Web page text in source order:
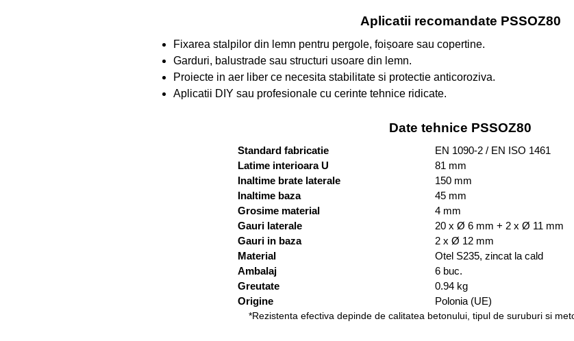
Aplicatii recomandate PSSOZ80
Fixarea stalpilor din lemn pentru pergole, foișoare sau copertine.
Garduri, balustrade sau structuri usoare din lemn.
Proiecte in aer liber ce necesita stabilitate si protectie anticoroziva.
Aplicatii DIY sau profesionale cu cerinte tehnice ridicate.
Date tehnice PSSOZ80
Standard fabricatie
EN 1090-2 / EN ISO 1461
Latime interioara U
81 mm
Inaltime brate laterale
150 mm
Inaltime baza
45 mm
Grosime material
4 mm
Gauri laterale
20 x Ø 6 mm + 2 x Ø 11 mm
Gauri in baza
2 x Ø 12 mm
Material
Otel S235, zincat la cald
Ambalaj
6 buc.
Greutate
0.94 kg
Origine
Polonia (UE)
*Rezistenta efectiva depinde de calitatea betonului, tipul de suruburi si